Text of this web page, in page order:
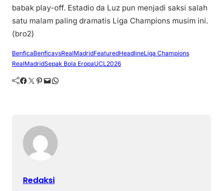
babak play-off. Estadio da Luz pun menjadi saksi salah
satu malam paling dramatis Liga Champions musim ini.
(bro2)
BenficaBenficavsRealMadridFeaturedHeadlineLiga Champions
RealMadridSepak Bola EropaUCL2026
Facebook Twitter Pinterest Mail WhatsApp
Redaksi